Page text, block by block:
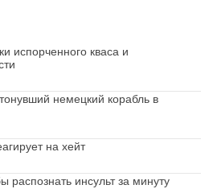
испорченного кваса и
немецкий корабль в
на хейт
распознать инсульт за минуту